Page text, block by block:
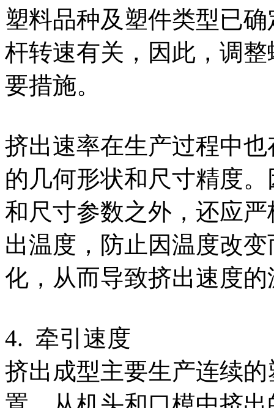
塑料品种及塑件类型已
杆转速有关，因此，调
要措施。
挤出速率在生产过程中
的几何形状和尺寸精度
和尺寸参数之外，还应
出温度，防止因温度改
化，从而导致挤出速度的
4. 牵引速度
挤出成型主要生产连续